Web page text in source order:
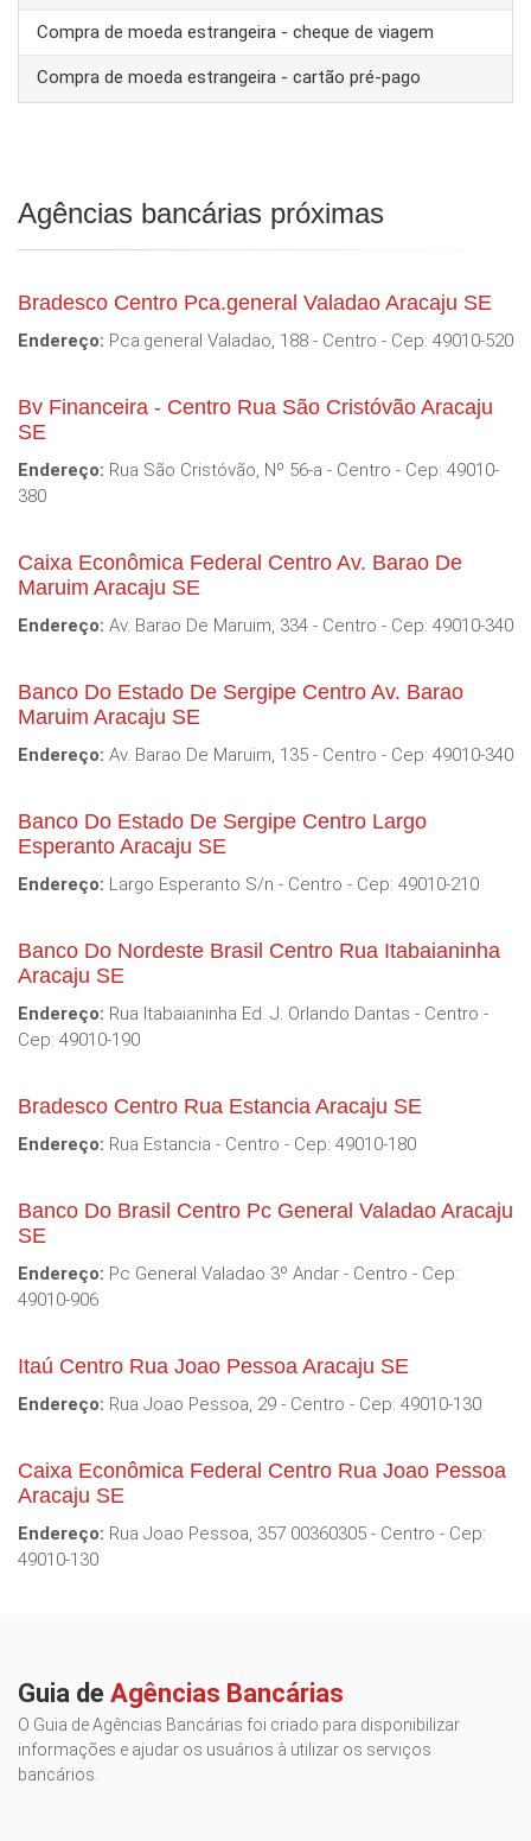
Compra de moeda estrangeira - cheque de viagem
Compra de moeda estrangeira - cartão pré-pago
Agências bancárias próximas
Bradesco Centro Pca.general Valadao Aracaju SE
Endereço: Pca.general Valadao, 188 - Centro - Cep: 49010-520
Bv Financeira - Centro Rua São Cristóvão Aracaju
SE
Endereço: Rua São Cristóvão, Nº 56-a - Centro - Cep: 49010-
380
Caixa Econômica Federal Centro Av. Barao De
Maruim Aracaju SE
Endereço: Av. Barao De Maruim, 334 - Centro - Cep: 49010-340
Banco Do Estado De Sergipe Centro Av. Barao
Maruim Aracaju SE
Endereço: Av. Barao De Maruim, 135 - Centro - Cep: 49010-340
Banco Do Estado De Sergipe Centro Largo
Esperanto Aracaju SE
Endereço: Largo Esperanto S/n - Centro - Cep: 49010-210
Banco Do Nordeste Brasil Centro Rua Itabaianinha
Aracaju SE
Endereço: Rua Itabaianinha Ed. J. Orlando Dantas - Centro -
Cep: 49010-190
Bradesco Centro Rua Estancia Aracaju SE
Endereço: Rua Estancia - Centro - Cep: 49010-180
Banco Do Brasil Centro Pc General Valadao Aracaju
SE
Endereço: Pc General Valadao 3º Andar - Centro - Cep:
49010-906
Itaú Centro Rua Joao Pessoa Aracaju SE
Endereço: Rua Joao Pessoa, 29 - Centro - Cep: 49010-130
Caixa Econômica Federal Centro Rua Joao Pessoa
Aracaju SE
Endereço: Rua Joao Pessoa, 357 00360305 - Centro - Cep:
49010-130
Guia de Agências Bancárias
O Guia de Agências Bancárias foi criado para disponibilizar
informações e ajudar os usuários à utilizar os serviços
bancários.